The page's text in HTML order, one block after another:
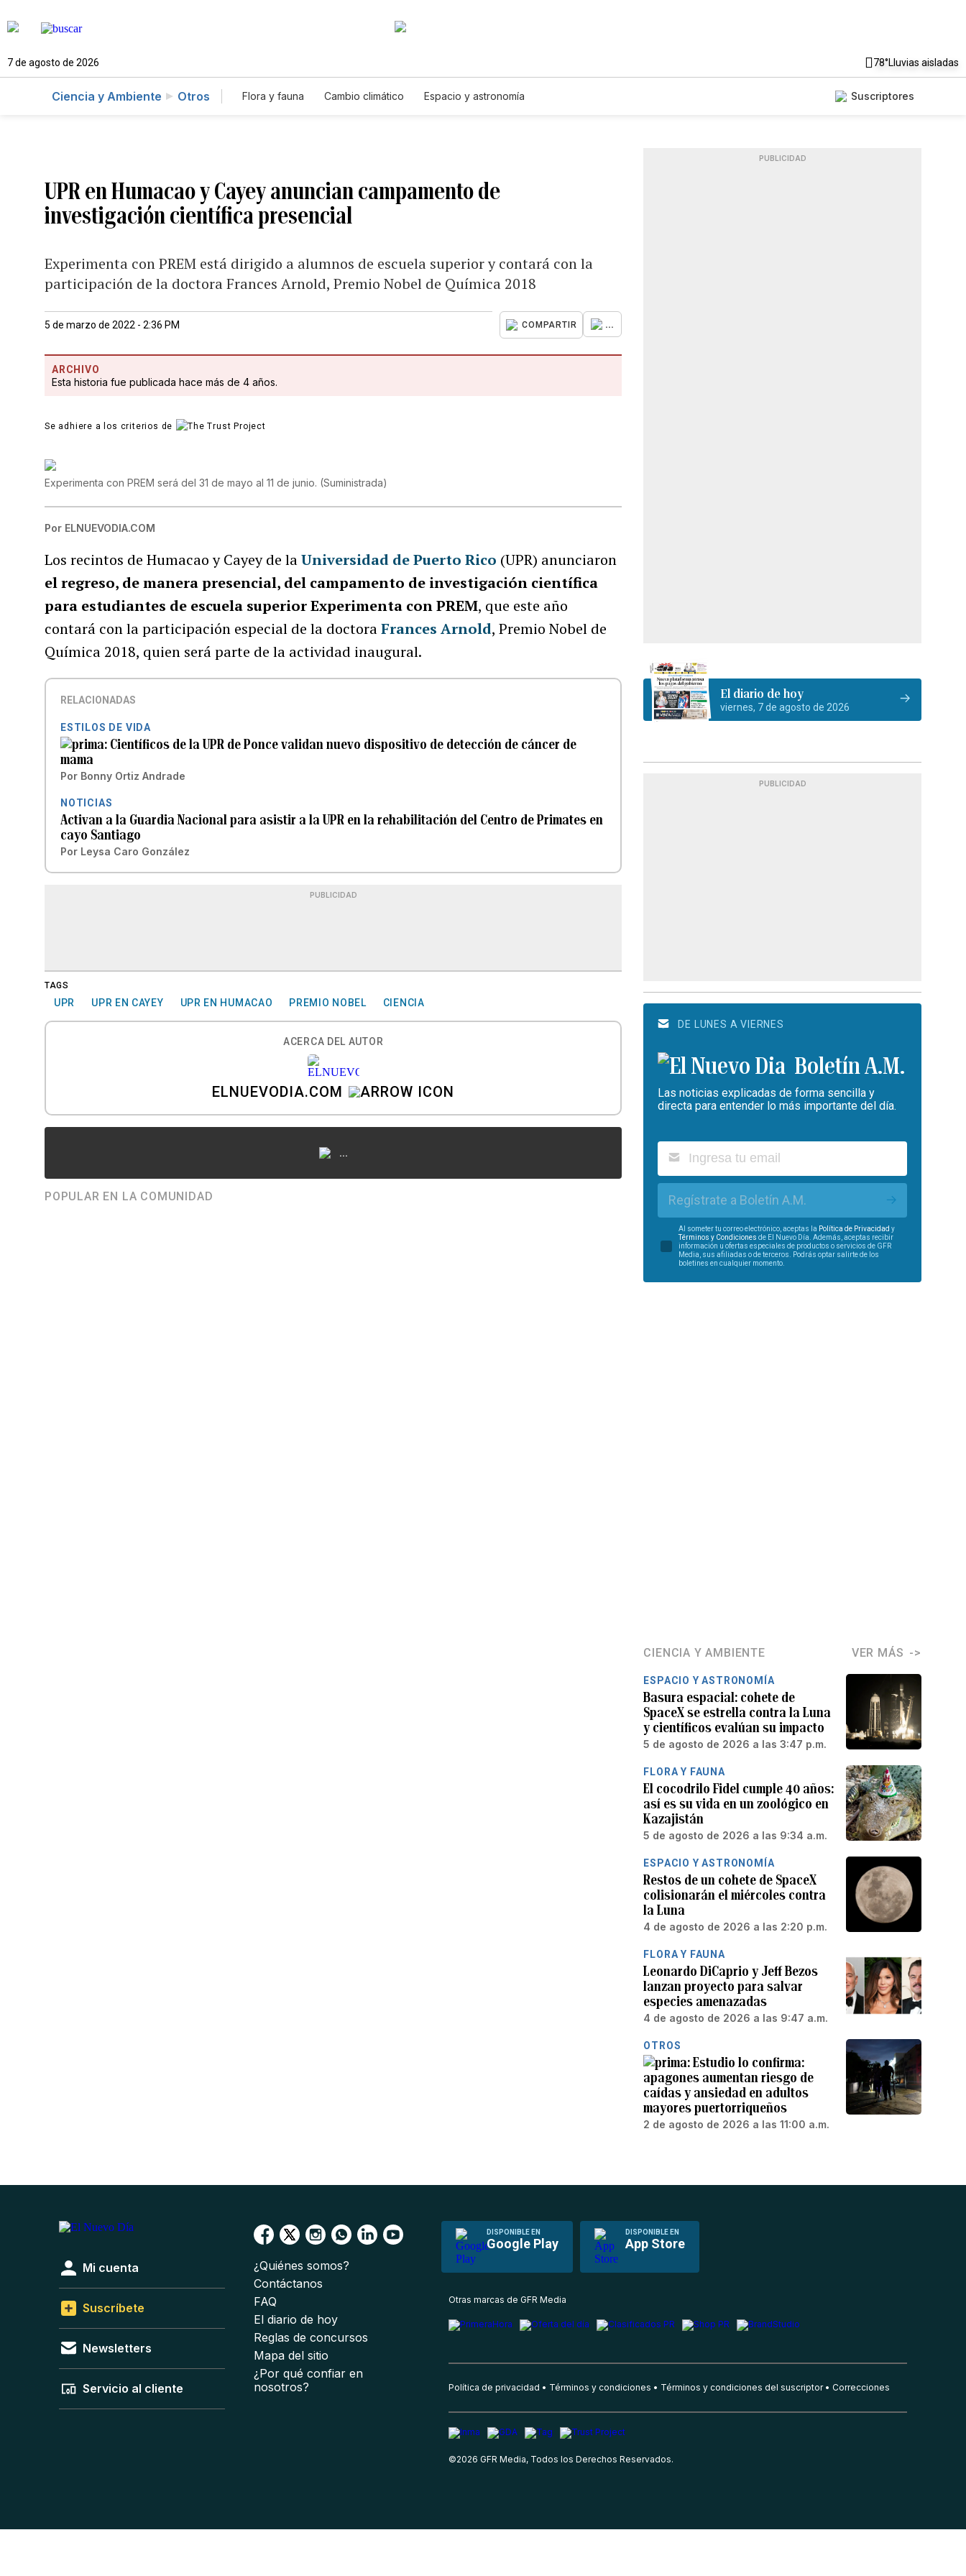
7 de agosto de 2026 78°Lluvias aisladas
Ciencia y Ambiente Otros Flora y fauna Cambio climático Espacio y astronomía Suscriptores
UPR en Humacao y Cayey anuncian campamento de
investigación científica presencial
Experimenta con PREM está dirigido a alumnos de escuela superior y contará con la
participación de la doctora Frances Arnold, Premio Nobel de Química 2018
5 de marzo de 2022 - 2:36 PM COMPARTIR ...
ARCHIVO
Esta historia fue publicada hace más de 4 años.
Se adhiere a los criterios de
Experimenta con PREM será del 31 de mayo al 11 de junio. (Suministrada)
Por ELNUEVODIA.COM
Los recintos de Humacao y Cayey de laUniversidad de Puerto Rico (UPR) anunciaron
el regreso, de manera presencial, del campamento de investigación científica
para estudiantes de escuela superior Experimenta con PREM, que este año
contará con la participación especial de la doctoraFrances Arnold, Premio Nobel de
Química 2018, quien será parte de la actividad inaugural.
RELACIONADAS
ESTILOS DE VIDA
Científicos de la UPR de Ponce validan nuevo dispositivo de detección de cáncer de
mama
Por Bonny Ortiz Andrade
NOTICIAS
Activan a la Guardia Nacional para asistir a la UPR en la rehabilitación del Centro de Primates en
cayo Santiago
Por Leysa Caro González
PUBLICIDAD
TAGS
UPR UPR EN CAYEY UPR EN HUMACAO PREMIO NOBEL CIENCIA
ACERCA DEL AUTOR
ELNUEVODIA.COM
...
POPULAR EN LA COMUNIDAD
PUBLICIDAD
El diario de hoy
viernes, 7 de agosto de 2026
PUBLICIDAD
DE LUNES A VIERNES
Boletín A.M.
Las noticias explicadas de forma sencilla y
directa para entender lo más importante del día.
Regístrate a Boletín A.M.
Al someter tu correo electrónico, aceptas la Política de Privacidad y
Términos y Condiciones de El Nuevo Día. Además, aceptas recibir
información u ofertas especiales de productos o servicios de GFR
Media, sus afiliadas o de terceros. Podrás optar salirte de los
boletines en cualquier momento.
CIENCIA Y AMBIENTE VER MÁS
ESPACIO Y ASTRONOMÍA
Basura espacial: cohete de
SpaceX se estrella contra la Luna
y científicos evalúan su impacto
5 de agosto de 2026 a las 3:47 p.m.
FLORA Y FAUNA
El cocodrilo Fidel cumple 40 años:
así es su vida en un zoológico en
Kazajistán
5 de agosto de 2026 a las 9:34 a.m.
ESPACIO Y ASTRONOMÍA
Restos de un cohete de SpaceX
colisionarán el miércoles contra
la Luna
4 de agosto de 2026 a las 2:20 p.m.
FLORA Y FAUNA
Leonardo DiCaprio y Jeff Bezos
lanzan proyecto para salvar
especies amenazadas
4 de agosto de 2026 a las 9:47 a.m.
OTROS
Estudio lo confirma:
apagones aumentan riesgo de
caídas y ansiedad en adultos
mayores puertorriqueños
2 de agosto de 2026 a las 11:00 a.m.
DISPONIBLE EN
Google Play
DISPONIBLE EN
App Store
Mi cuenta
Suscríbete
Newsletters
Servicio al cliente
¿Quiénes somos?
Contáctanos
FAQ
El diario de hoy
Reglas de concursos
Mapa del sitio
¿Por qué confiar en
nosotros?
Otras marcas de GFR Media
Política de privacidad Términos y condiciones Términos y condiciones del suscriptor Correcciones
©2026 GFR Media, Todos los Derechos Reservados.